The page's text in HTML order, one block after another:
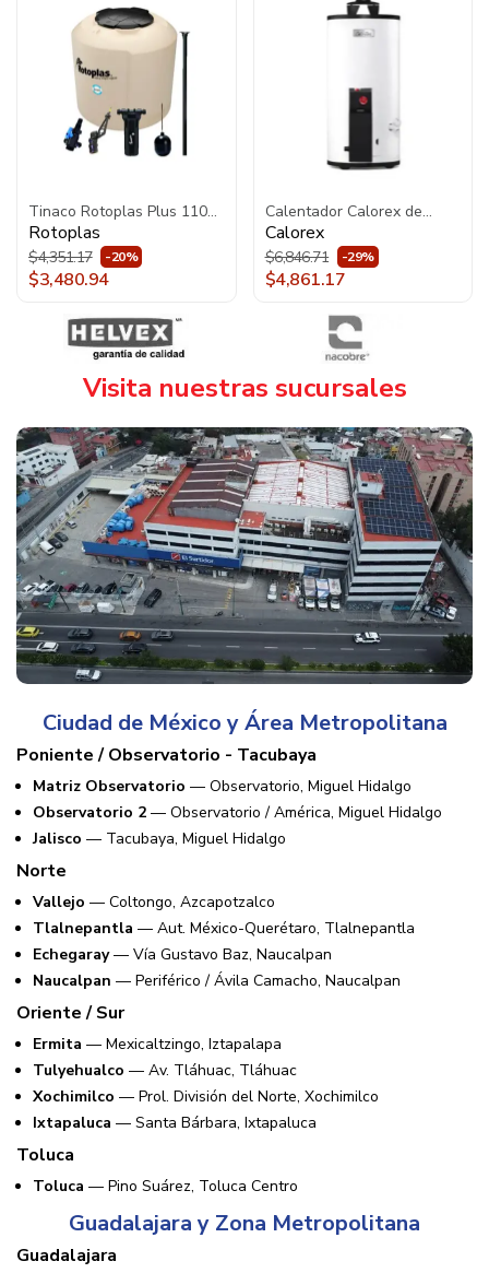
Tinaco Rotoplas Plus 1100L
Equipado con Filtro y
Accesorios 500472 Beige
Rotoplas
$4,351.17 -20%
$3,480.94
Calentador Calorex de
Depósito Maximus G-10
Gas LP 3270068 Blanco
Calorex
$6,846.71 -29%
$4,861.17
Visita nuestras sucursales
Ciudad de México y Área Metropolitana
Poniente / Observatorio - Tacubaya
Matriz Observatorio — Observatorio, Miguel Hidalgo
Observatorio 2 — Observatorio / América, Miguel Hidalgo
Jalisco — Tacubaya, Miguel Hidalgo
Norte
Vallejo — Coltongo, Azcapotzalco
Tlalnepantla — Aut. México-Querétaro, Tlalnepantla
Echegaray— Vía Gustavo Baz, Naucalpan
Naucalpan — Periférico / Ávila Camacho, Naucalpan
Oriente / Sur
Ermita — Mexicaltzingo, Iztapalapa
Tulyehualco — Av. Tláhuac, Tláhuac
Xochimilco — Prol. División del Norte, Xochimilco
Ixtapaluca — Santa Bárbara, Ixtapaluca
Toluca
Toluca — Pino Suárez, Toluca Centro
Guadalajara y Zona Metropolitana
Guadalajara